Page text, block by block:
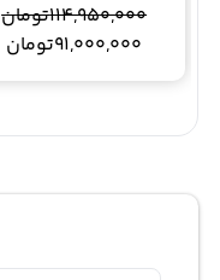
91,000,000تومان
114,950,000تومان